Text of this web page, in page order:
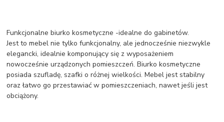
Funkcjonalne biurko kosmetyczne -idealne do gabinetów.
Jest to mebel nie tylko funkcjonalny, ale jednocześnie niezwykle
elegancki, idealnie komponujący się z wyposażeniem
nowocześnie urządzonych pomieszczeń. Biurko kosmetyczne
posiada szufladę, szafki o różnej wielkości. Mebel jest stabilny
oraz łatwo go przestawiać w pomieszczeniach, nawet jeśli jest
obciążony.